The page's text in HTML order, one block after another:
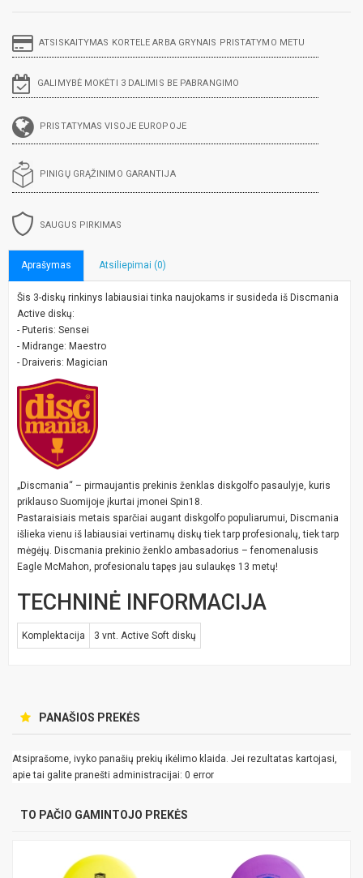
ATSISKAITYMAS KORTELE ARBA GRYNAIS PRISTATYMO METU
GALIMYBĖ MOKĖTI 3 DALIMIS BE PABRANGIMO
PRISTATYMAS VISOJE EUROPOJE
PINIGŲ GRĄŽINIMO GARANTIJA
SAUGUS PIRKIMAS
Aprašymas Atsiliepimai (0)
Šis 3-diskų rinkinys labiausiai tinka naujokams ir susideda iš Discmania
Active diskų:
- Puteris: Sensei
- Midrange: Maestro
- Draiveris: Magician
„Discmania“ – pirmaujantis prekinis ženklas diskgolfo pasaulyje, kuris
priklauso Suomijoje įkurtai įmonei Spin18.
Pastaraisiais metais sparčiai augant diskgolfo populiarumui, Discmania
išlieka vienu iš labiausiai vertinamų diskų tiek tarp profesionalų, tiek tarp
mėgėjų. Discmania prekinio ženklo ambasadorius – fenomenalusis
Eagle McMahon, profesionalu tapęs jau sulaukęs 13 metų!
TECHNINĖ INFORMACIJA
Komplektacija 3 vnt. Active Soft diskų
PANAŠIOS PREKĖS
Atsiprašome, ivyko panašių prekių ikėlimo klaida. Jei rezultatas kartojasi,
apie tai galite pranešti administracijai: 0 error
TO PAČIO GAMINTOJO PREKĖS